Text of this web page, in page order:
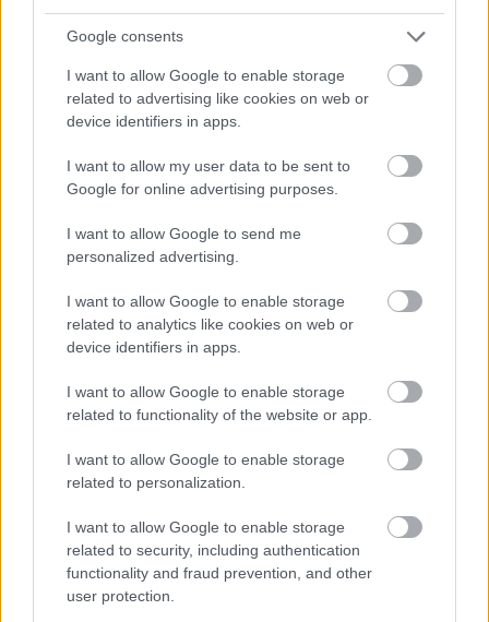
Google consents
I want to allow Google to enable storage
related to advertising like cookies on web or
device identifiers in apps.
I want to allow my user data to be sent to
Google for online advertising purposes.
I want to allow Google to send me
personalized advertising.
I want to allow Google to enable storage
related to analytics like cookies on web or
device identifiers in apps.
I want to allow Google to enable storage
related to functionality of the website or app.
I want to allow Google to enable storage
related to personalization.
I want to allow Google to enable storage
related to security, including authentication
functionality and fraud prevention, and other
user protection.
Για να προσθέσεις το σχόλιο
σου πρέπει να συνδεθείς
Συνδέσου και κάνε το πρώτο σχόλιο...
BEST OFINTERNET